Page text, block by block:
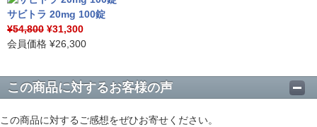
サビトラ 20mg 100錠
¥54,800 ¥31,300
会員価格 ¥26,300
この商品に対するお客様の声
この商品に対するご感想をぜひお寄せください。